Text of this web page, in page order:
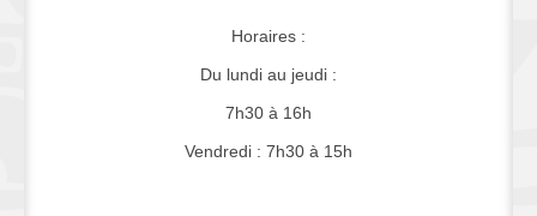
Horaires :
Du lundi au jeudi :
7h30 à 16h
Vendredi : 7h30 à 15h